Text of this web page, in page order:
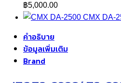
฿5,000.00
CMX DA-
คำอธิบาย
ข้อมูลเพิ่มเติม
Brand